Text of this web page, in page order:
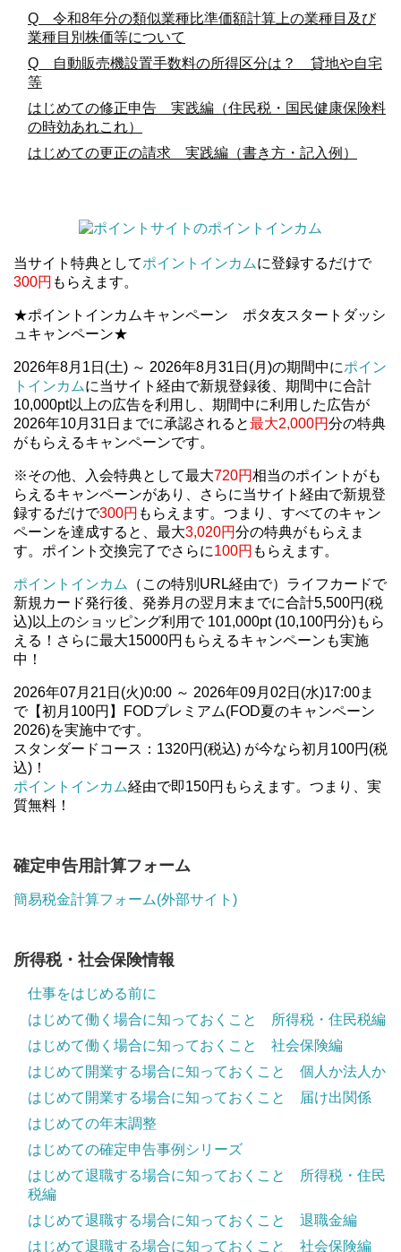
Q 令和8年分の類似業種比準価額計算上の業種目及び
業種目別株価等について
Q 自動販売機設置手数料の所得区分は？ 貸地や自宅
等
はじめての修正申告 実践編（住民税・国民健康保険料
の時効あれこれ）
はじめての更正の請求 実践編（書き方・記入例）
当サイト特典としてポイントインカムに登録するだけで
300円 もらえます。
★ポイントインカムキャンペーン ポタ友スタートダッシ
ュキャンペーン★
2026年8月1日(土) ～ 2026年8月31日(月)の期間中にポイン
トインカムに当サイト経由で新規登録後、期間中に合計
10,000pt以上の広告を利用し、期間中に利用した広告が
2026年10月31日までに承認されると最大2,000円分の特典
がもらえるキャンペーンです。
※その他、入会特典として最大720円相当のポイントがも
らえるキャンペーンがあり、さらに当サイト経由で新規登
録するだけで300円 もらえます。つまり、すべてのキャン
ペーンを達成すると、最大3,020円分の特典がもらえま
す。ポイント交換完了でさらに100円 もらえます。
ポイントインカム
（この特別URL経由で）ライフカードで
新規カード発行後、発券月の翌月末までに合計5,500円(税
込)以上のショッピング利用で 101,000pt (10,100円分)もら
える！さらに最大15000円もらえるキャンペーンも実施
中！
2026年07月21日(火)0:00 ～ 2026年09月02日(水)17:00ま
で【初月100円】FODプレミアム(FOD夏のキャンペーン
2026)を実施中です。
スタンダードコース：1320円(税込) が今なら初月100円(税
込)！
ポイントインカム経由で即150円もらえます。つまり、実
質無料！
確定申告用計算フォーム
簡易税金計算フォーム(外部サイト)
所得税・社会保険情報
仕事をはじめる前に
はじめて働く場合に知っておくこと 所得税・住民税編
はじめて働く場合に知っておくこと 社会保険編
はじめて開業する場合に知っておくこと 個人か法人か
はじめて開業する場合に知っておくこと 届け出関係
はじめての年末調整
はじめての確定申告事例シリーズ
はじめて退職する場合に知っておくこと 所得税・住民
税編
はじめて退職する場合に知っておくこと 退職金編
はじめて退職する場合に知っておくこと 社会保険編